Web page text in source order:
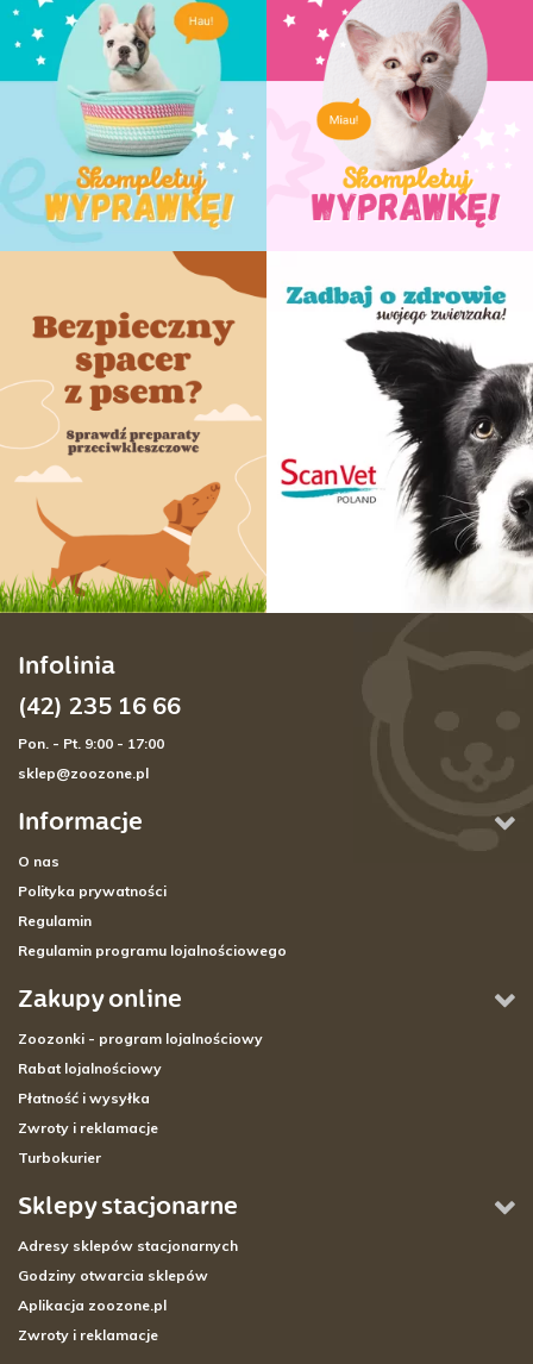
Informacje
O nas
Polityka prywatności
Regulamin
Regulamin programu lojalnościowego
Zakupy online
Zoozonki - program lojalnościowy
Rabat lojalnościowy
Płatność i wysyłka
Zwroty i reklamacje
Turbokurier
Sklepy stacjonarne
Adresy sklepów stacjonarnych
Godziny otwarcia sklepów
Aplikacja zoozone.pl
Zwroty i reklamacje
Infolinia
(42) 235 16 66
Pon. - Pt. 9:00 - 17:00
sklep@zoozone.pl